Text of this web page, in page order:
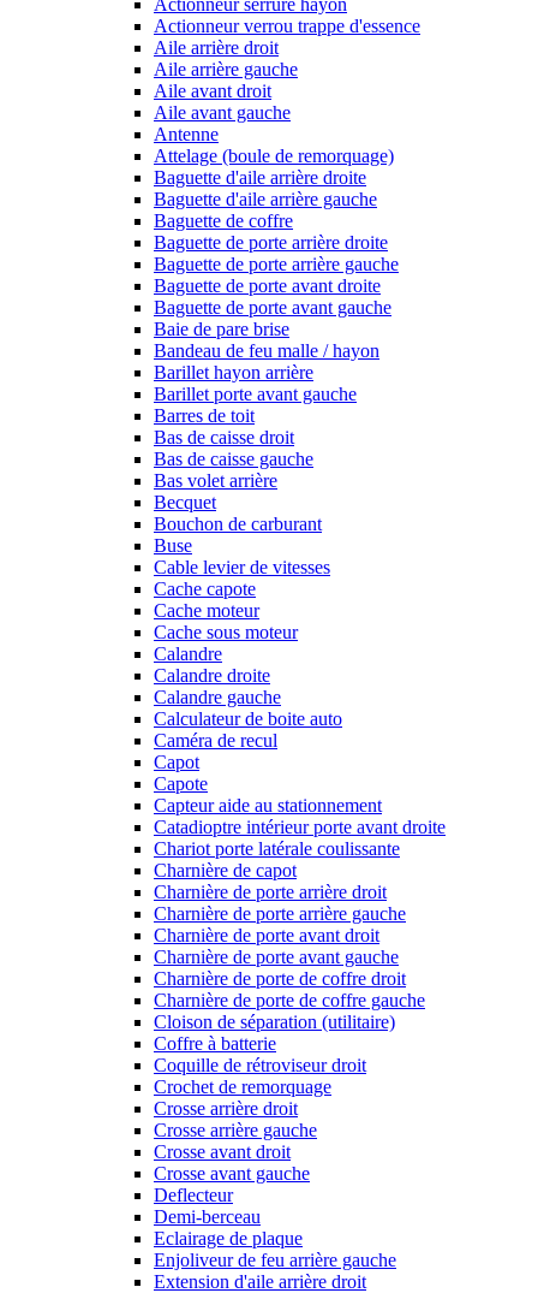
Actionneur serrure hayon
Actionneur verrou trappe d'essence
Aile arrière droit
Aile arrière gauche
Aile avant droit
Aile avant gauche
Antenne
Attelage (boule de remorquage)
Baguette d'aile arrière droite
Baguette d'aile arrière gauche
Baguette de coffre
Baguette de porte arrière droite
Baguette de porte arrière gauche
Baguette de porte avant droite
Baguette de porte avant gauche
Baie de pare brise
Bandeau de feu malle / hayon
Barillet hayon arrière
Barillet porte avant gauche
Barres de toit
Bas de caisse droit
Bas de caisse gauche
Bas volet arrière
Becquet
Bouchon de carburant
Buse
Cable levier de vitesses
Cache capote
Cache moteur
Cache sous moteur
Calandre
Calandre droite
Calandre gauche
Calculateur de boite auto
Caméra de recul
Capot
Capote
Capteur aide au stationnement
Catadioptre intérieur porte avant droite
Chariot porte latérale coulissante
Charnière de capot
Charnière de porte arrière droit
Charnière de porte arrière gauche
Charnière de porte avant droit
Charnière de porte avant gauche
Charnière de porte de coffre droit
Charnière de porte de coffre gauche
Cloison de séparation (utilitaire)
Coffre à batterie
Coquille de rétroviseur droit
Crochet de remorquage
Crosse arrière droit
Crosse arrière gauche
Crosse avant droit
Crosse avant gauche
Deflecteur
Demi-berceau
Eclairage de plaque
Enjoliveur de feu arrière gauche
Extension d'aile arrière droit